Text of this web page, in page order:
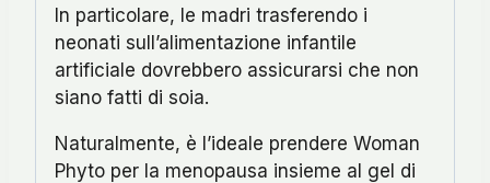
In particolare, le madri trasferendo i
neonati sull’alimentazione infantile
artificiale dovrebbero assicurarsi che non
siano fatti di soia.
Naturalmente, è l’ideale prendere Woman
Phyto per la menopausa insieme al gel di